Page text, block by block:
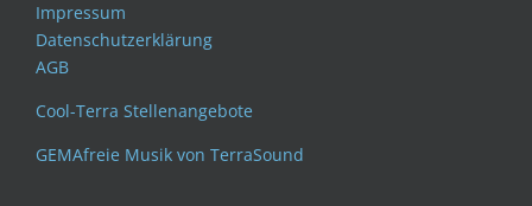
Impressum
Datenschutzerklärung
AGB
Cool-Terra Stellenangebote
GEMAfreie Musik von TerraSound